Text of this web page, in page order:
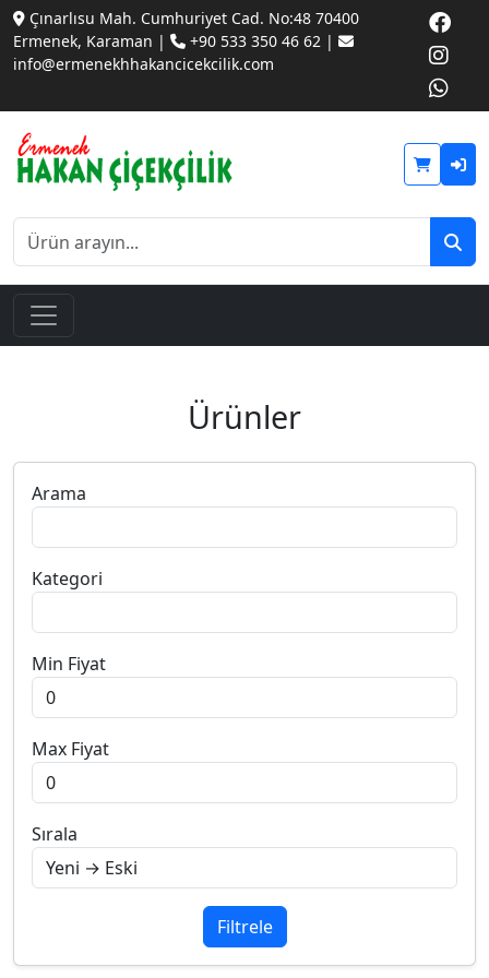
Çınarlısu Mah. Cumhuriyet Cad. No:48 70400
Ermenek, Karaman |
+90 533 350 46 62 |
info@ermenekhhakancicekcilik.com
Ürünler
Arama
Kategori
Min Fiyat
Max Fiyat
Sırala
Filtrele